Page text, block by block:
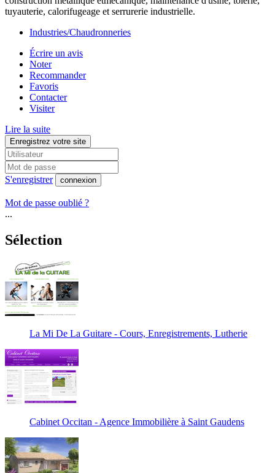
tuyauterie, calorifugeage et serrurerie industrielle.
Industries/Chaudronneries
Écrire un avis
Noter
Recommander
Favoris
Contacter
Visiter
Lire la suite
Enregistrez votre site
S'enregistrer connexion
Mot de passe oublié ?
...
Sélection
La Mi De La Guitare - Cours, Enregistrements, Lutherie
Cabinet Occitan - Agence Immobilière à Saint Gaudens